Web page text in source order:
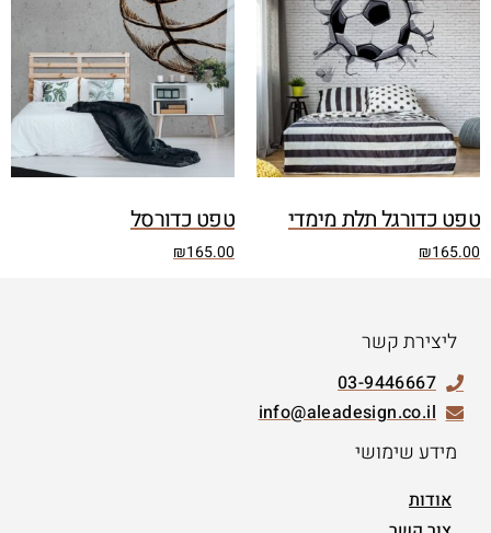
טפט כדורגל תלת מימדי
₪165.00
טפט כדורסל
₪165.00
ליצירת קשר
03-9446667
info@aleadesign.co.il
מידע שימושי
אודות